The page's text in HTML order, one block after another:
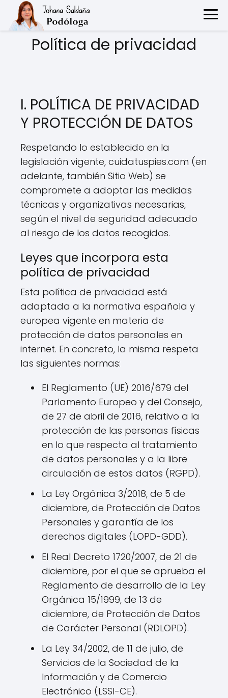
Política de privacidad
I. POLÍTICA DE PRIVACIDAD
Y PROTECCIÓN DE DATOS
Respetando lo establecido en la
legislación vigente, cuidatuspies.com (en
adelante, también Sitio Web) se
compromete a adoptar las medidas
técnicas y organizativas necesarias,
según el nivel de seguridad adecuado
al riesgo de los datos recogidos.
Leyes que incorpora esta
política de privacidad
Esta política de privacidad está
adaptada a la normativa española y
europea vigente en materia de
protección de datos personales en
internet. En concreto, la misma respeta
las siguientes normas:
El Reglamento (UE) 2016/679 del
Parlamento Europeo y del Consejo,
de 27 de abril de 2016, relativo a la
protección de las personas físicas
en lo que respecta al tratamiento
de datos personales y a la libre
circulación de estos datos (RGPD).
La Ley Orgánica 3/2018, de 5 de
diciembre, de Protección de Datos
Personales y garantía de los
derechos digitales (LOPD-GDD).
El Real Decreto 1720/2007, de 21 de
diciembre, por el que se aprueba el
Reglamento de desarrollo de la Ley
Orgánica 15/1999, de 13 de
diciembre, de Protección de Datos
de Carácter Personal (RDLOPD).
La Ley 34/2002, de 11 de julio, de
Servicios de la Sociedad de la
Información y de Comercio
Electrónico (LSSI-CE).